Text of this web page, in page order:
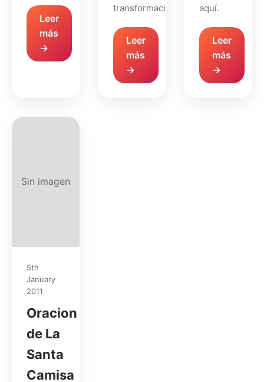
Leer
más
→
transformación.
Leer
más
→
aquí.
Leer
más
→
Sin imagen
5th
January
2011
Oracion
de La
Santa
Camisa